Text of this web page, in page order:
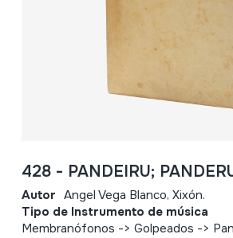
428 - PANDEIRU;
Autor Angel Vega Blanco, Xixón.
Tipo de Instrumento de música
Membranófonos -> Golpeados ->